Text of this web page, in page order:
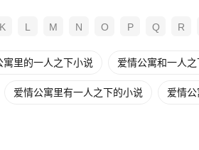
K L M N O P Q R
寓里的一人之下小说 爱情公寓和一人之
爱情公寓里有一人之下的小说 爱情